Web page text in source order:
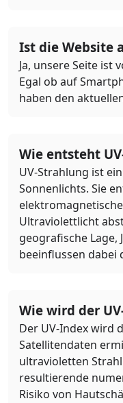
Ist die Website
Ja, unsere Seite ist
Egal ob auf
haben den
Wie entsteht
UV-Strahlung ist
Sonnenlichts. Sie
Ultraviolettlicht
geografische Lage,
beeinflussen dabei
Wie wird der
Der UV-Index wird
Satellitendaten
ultravioletten
resultierende
Risiko von